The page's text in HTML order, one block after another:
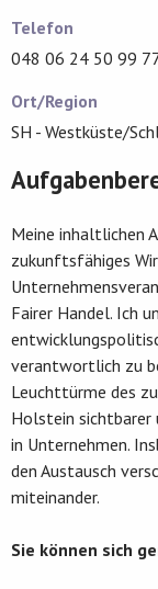
Telefon
048 06 24 50 99
Ort/Region
SH - Westküste/
Meine inhaltlichen
zukunftsfähiges
Fairer Handel. Ich
verantwortlich zu
Leuchttürme des
Holstein sichtbarer
in Unternehmen.
den Austausch
miteinander.
Sie können sich